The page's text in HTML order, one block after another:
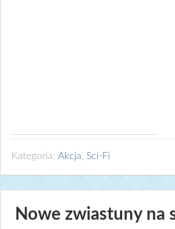
Kategoria: Akcja, Sci-Fi
Nowe zwiastuny na